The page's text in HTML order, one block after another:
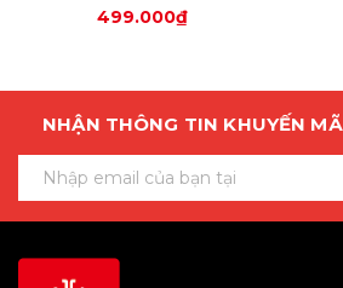
499.000₫
NHẬN THÔNG TIN KHUYẾN